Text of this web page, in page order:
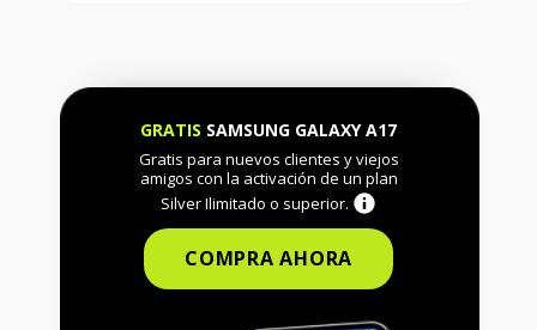
GRATIS SAMSUNG GALAXY A17
Gratis para nuevos clientes y viejos
amigos con la activación de un plan
Silver Ilimitado o superior.
COMPRA AHORA